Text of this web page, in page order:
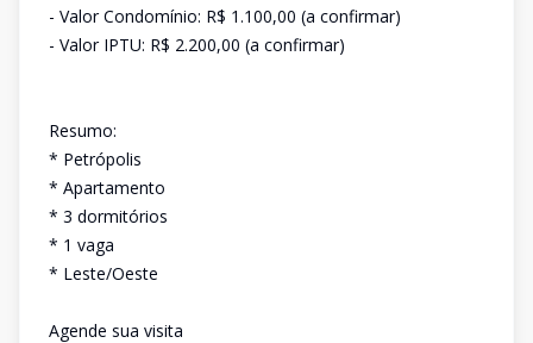
- Valor Condomínio: R$ 1.100,00 (a confirmar)
- Valor IPTU: R$ 2.200,00 (a confirmar)
Resumo:
* Petrópolis
* Apartamento
* 3 dormitórios
* 1 vaga
* Leste/Oeste
Agende sua visita